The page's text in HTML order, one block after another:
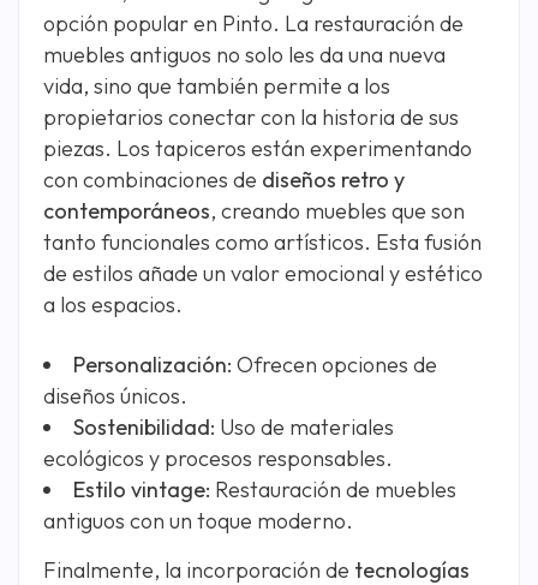
opción popular en Pinto. La restauración de
muebles antiguos no solo les da una nueva
vida, sino que también permite a los
propietarios conectar con la historia de sus
piezas. Los tapiceros están experimentando
con combinaciones de diseños retro y
contemporáneos, creando muebles que son
tanto funcionales como artísticos. Esta fusión
de estilos añade un valor emocional y estético
a los espacios.
Personalización: Ofrecen opciones de
diseños únicos.
Sostenibilidad: Uso de materiales
ecológicos y procesos responsables.
Estilo vintage: Restauración de muebles
antiguos con un toque moderno.
Finalmente, la incorporación de tecnologías